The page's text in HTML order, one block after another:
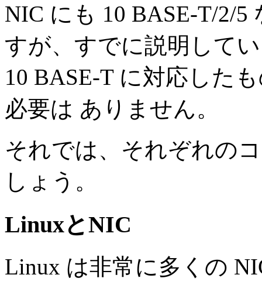
NIC にも 10 BASE-T/2/
すが、すでに説明して
10 BASE-T に対応した
必要は ありません。
それでは、それぞれの
しょう。
LinuxとNIC
Linux は非常に多くの